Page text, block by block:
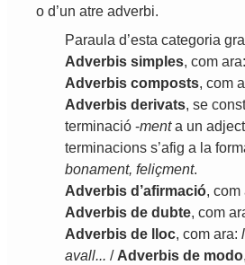
o d’un atre adverbi.
Paraula d’esta categoria
Adverbis simples, com ara:
Adverbis composts, com
Adverbis derivats, se
terminació -ment a un
terminacions s’afig a la
bonament, feliçment.
Adverbis d ’afirmació, com
Adverbis de dubte, com
Adverbis de lloc, com ara:
avall... / Adverbis de modo,